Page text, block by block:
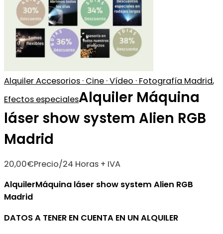
Alquiler Accesorios · Cine · Vídeo · Fotografía Madrid,
Efectos especialesAlquiler Máquina
láser show system Alien RGB
Madrid
20,00€Precio/24 Horas + IVA
AlquilerMáquina láser show system Alien RGB
Madrid
DATOS A TENER EN CUENTA EN UN ALQUILER